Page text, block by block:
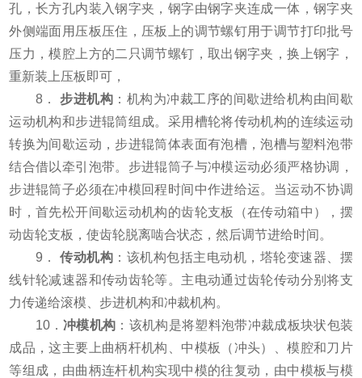
孔，长方孔内装入钢字夹，钢字由钢字夹连成一体，钢字夹
外侧端面用压板压住，压板上的调节螺钉用于调节打印批号
压力，模腔上方的二只调节螺钉，取出钢字夹，换上钢字，
重新装上压板即可，
8．步进机构 ：机构为冲裁工序的间歇进给机构由间歇
运动机构和步进辊筒组成。采用槽轮将传动机构的连续运动
转换为间歇运动，步进辊筒体表面有泡槽，泡槽与塑料泡带
结合借以牵引泡带。步进辊筒子与冲模运动必须严格协调，
步进辊筒子必须在冲模回程时间中作进给运。当运动不协调
时，首先松开间歇运动机构的齿轮支板（在传动箱中），摆
动齿轮支板，使齿轮脱离啮合状态，然后调节进给时间。
9．传动机构 ：该机构包括主电动机，塔轮变速器、摆
线针轮减速器和传动齿轮等。主电动通过齿轮传动分别将支
力传递给滚模、步进机构和冲裁机构。
10．冲模机构 ：该机构是将塑料泡带冲裁成板块状包装
成品，这主要上曲柄杆机构、中模板（冲头）、模腔和刀片
等组成，由曲柄连杆机构实现中模的往复动，由中模板与模